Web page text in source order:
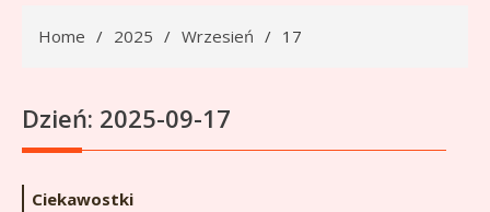
Home 2025 Wrzesień 17
Dzień: 2025-09-17
Ciekawostki